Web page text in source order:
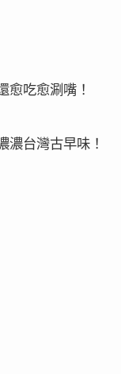
愈吃愈涮嘴！
濃台灣古早味！